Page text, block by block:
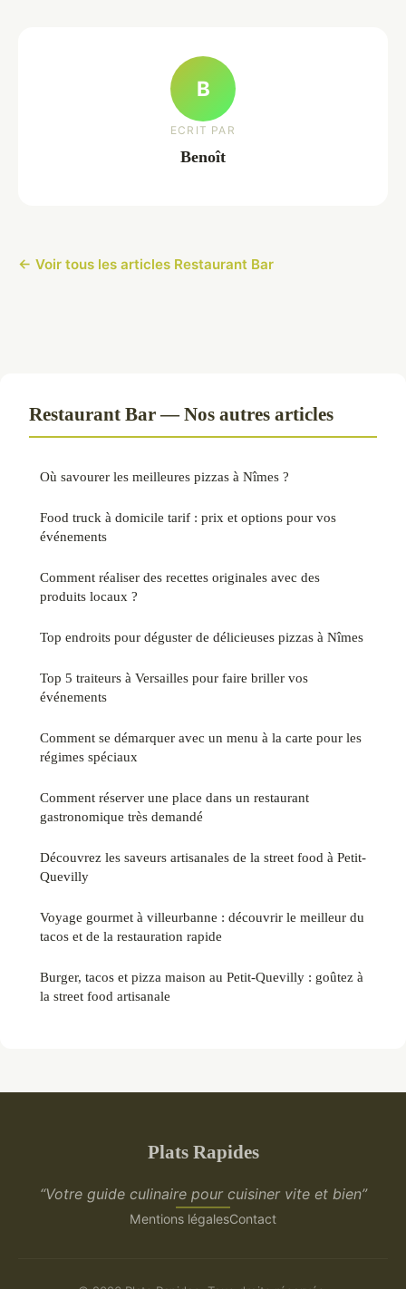
B
ECRIT PAR
Benoît
← Voir tous les articles Restaurant Bar
Restaurant Bar — Nos autres articles
Où savourer les meilleures pizzas à Nîmes ?
Food truck à domicile tarif : prix et options pour vos
événements
Comment réaliser des recettes originales avec des
produits locaux ?
Top endroits pour déguster de délicieuses pizzas à Nîmes
Top 5 traiteurs à Versailles pour faire briller vos
événements
Comment se démarquer avec un menu à la carte pour les
régimes spéciaux
Comment réserver une place dans un restaurant
gastronomique très demandé
Découvrez les saveurs artisanales de la street food à Petit-
Quevilly
Voyage gourmet à villeurbanne : découvrir le meilleur du
tacos et de la restauration rapide
Burger, tacos et pizza maison au Petit-Quevilly : goûtez à
la street food artisanale
Plats Rapides
“Votre guide culinaire pour cuisiner vite et bien”
Mentions légalesContact